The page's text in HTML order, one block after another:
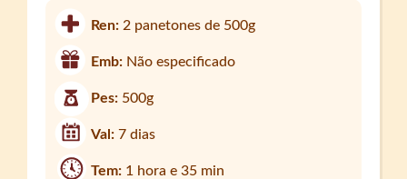
Ren: 2 panetones de 500g
Emb: Não especificado
Pes: 500g
Val:7 dias
Tem: 1 hora e 35 min